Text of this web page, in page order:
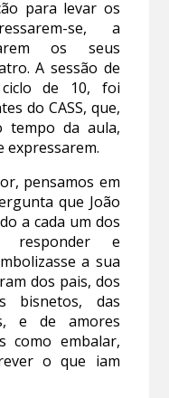
para levar os
se, a
os seus
A sessão de
de 10, foi
do CASS, que,
da aula,
expressarem.
pensamos em
que João
a cada um dos
responder e
a sua
dos pais, dos
bisnetos, das
e de amores
como embalar,
o que iam